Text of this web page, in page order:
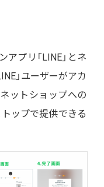
アプリ「LINE」とネ
」ユーザーがアカ
ットショップへの
ップで提供できる